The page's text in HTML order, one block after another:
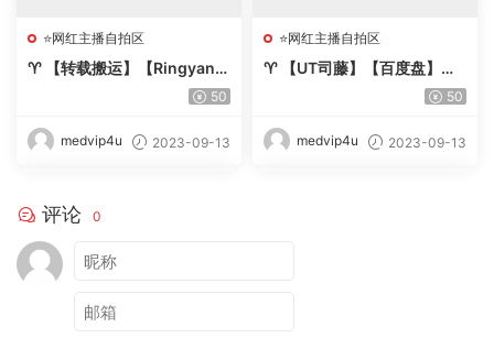
⭐网红主播自拍区
♈ 【转载搬运】【Ringyan】
极品美乳~撸到肾虚[13v+10
50
medvip4u 2023-09-13
⭐网红主播自拍区
♈ 【UT司藤】【百度盘】目
前最全UT司藤大合集 【22弹
50
medvip4u 2023-09-13
评论 0